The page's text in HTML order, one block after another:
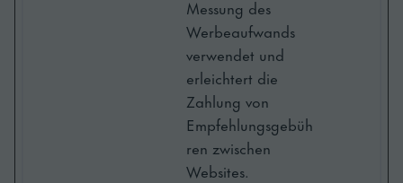
Messung des
Werbeaufwands
verwendet und
erleichtert die
Zahlung von
Empfehlungsgebüh
ren zwischen
Websites.